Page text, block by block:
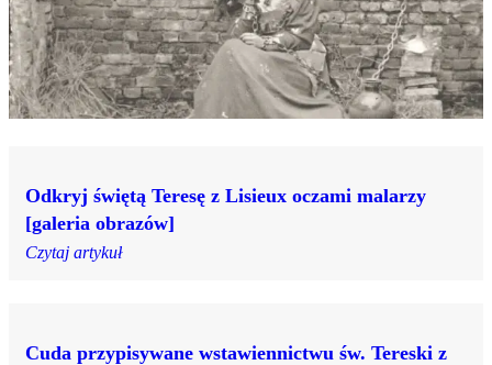
Odkryj świętą Teresę z Lisieux oczami malarzy
[galeria obrazów]
Czytaj artykuł
Cuda przypisywane wstawiennictwu św. Tereski z